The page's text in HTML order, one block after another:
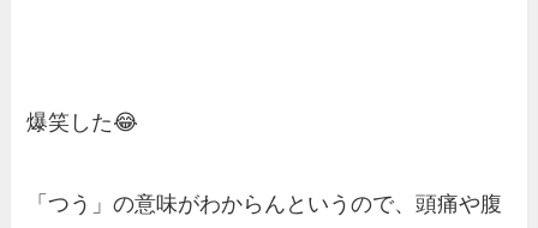
爆笑した😂
「つう」の意味がわからんというので、頭痛や腹